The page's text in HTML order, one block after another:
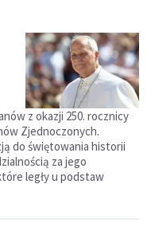
z okazji 250. rocznicy
Zjednoczonych.
do świętowania historii
za jego
legły u podstaw